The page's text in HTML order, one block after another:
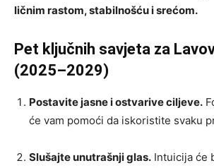
ličnim rastom, stabilnošću i srećom.
Pet ključnih savjeta za
(2025–2029)
Postavite jasne i ostvarive ciljeve.
će vam pomoći da iskoristite svaku
Slušajte unutrašnji glas. Intuicija će